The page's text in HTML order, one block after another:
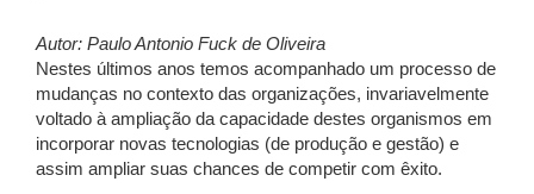
Autor: Paulo Antonio Fuck de Oliveira
Nestes últimos anos temos acompanhado um processo de
mudanças no contexto das organizações, invariavelmente
voltado à ampliação da capacidade destes organismos em
incorporar novas tecnologias (de produção e gestão) e
assim ampliar suas chances de competir com êxito.